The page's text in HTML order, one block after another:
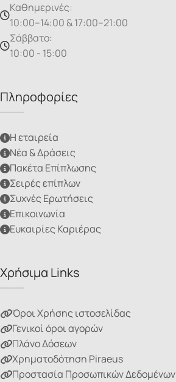
Καθημερινές:
10:00–14:00 & 17:00–21:00
Σάββατο:
10:00 - 15:00
Πληροφορίες
Η εταιρεία
Νέα & Δράσεις
Πακέτα Επίπλωσης
Σειρές επίπλων
Συχνές Ερωτήσεις
Επικοινωνία
Ευκαιρίες Καριέρας
Χρήσιμα Links
Όροι Χρήσης ιστοσελίδας
Γενικοί όροι αγορών
Πλάνο Δόσεων
Χρηματοδότηση Piraeus
Προστασία Προσωπικών Δεδομένων